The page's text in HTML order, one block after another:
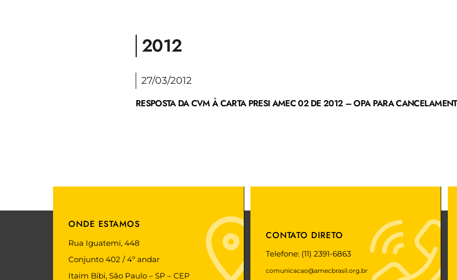
2012
27/03/2012
RESPOSTA DA CVM À CARTA PRESI AMEC 02 DE 2012 – OPA PARA
ONDE ESTAMOS
Rua Iguatemi, 448
Conjunto 402 / 4º andar
Itaim Bibi, São Paulo – SP – CEP
CONTATO DIRETO
Telefone: (11) 2391-6863
comunicacao@amecbrasil.org.br